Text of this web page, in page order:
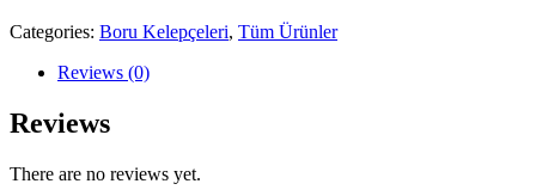
Categories: Boru Kelepçeleri, Tüm Ürünler
Reviews (0)
Reviews
There are no reviews yet.